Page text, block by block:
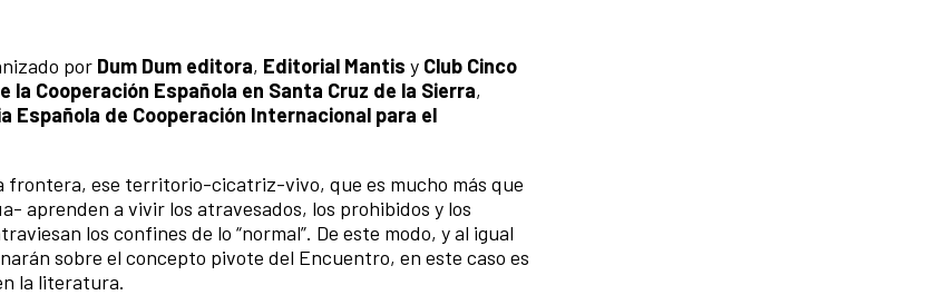
por Dum Dum editora, Editorial Mantis y Club Cinco
la Cooperación Española en Santa Cruz de la Sierra,
Española de Cooperación Internacional para el
frontera, ese territorio-cicatriz-vivo, que es mucho más que
aprenden a vivir los atravesados, los prohibidos y los
los confines de lo “normal”. De este modo, y al igual
sobre el concepto pivote del Encuentro, en este caso es
la literatura.